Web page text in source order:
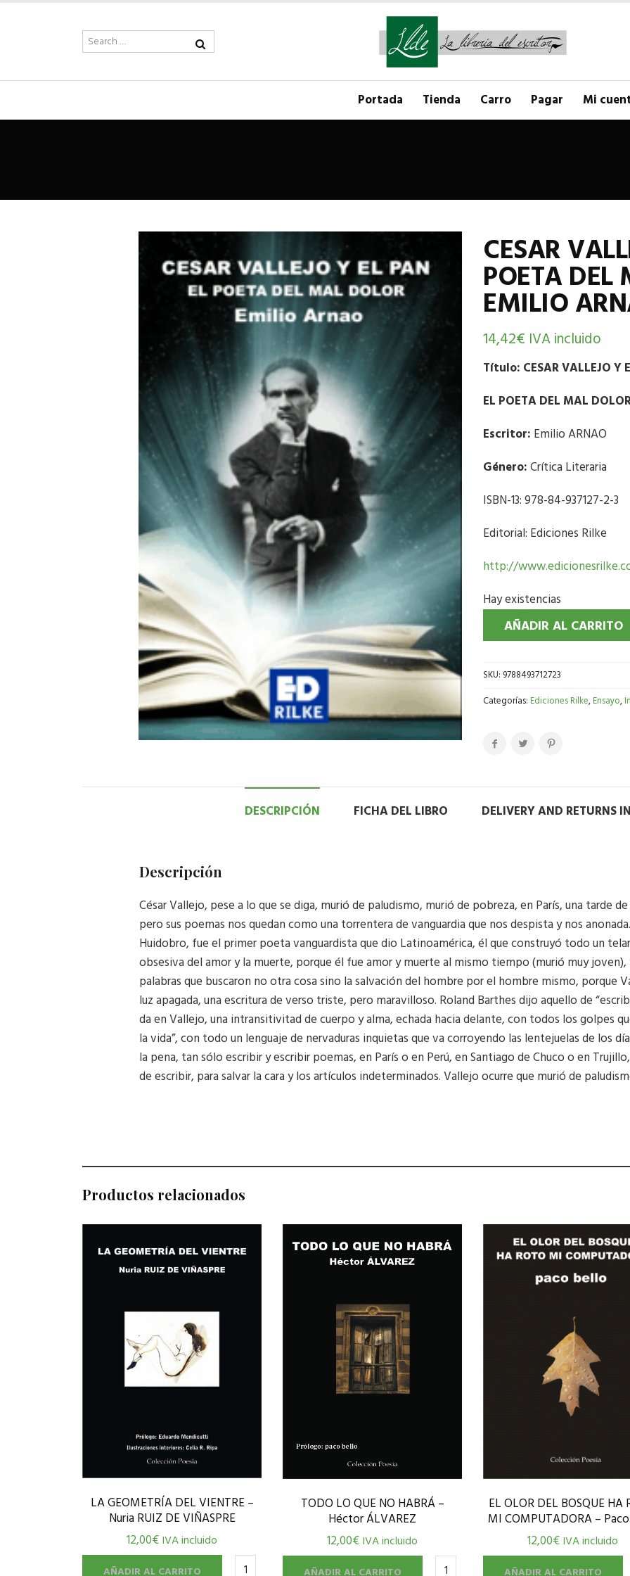
Portada Tienda Carro Pagar Mi
CESAR
POETA DEL
EMILIO
14,42€ IVA incluido
Título: CESAR VALLEJO Y
EL POETA DEL MAL
Escritor: Emilio ARNAO
Género:Crítica Literaria
ISBN-13: 978-84-937127-2-3
Editorial: Ediciones Rilke
http://
Hay existencias
AÑADIR AL CARRITO
SKU: 9788493712723
Categorías:Ediciones Rilke,Ensayo,
DESCRIPCIÓN FICHA DEL LIBRO DELIVERY AND RETURNS
Descripción
César Vallejo, pese a lo que se diga, murió de paludismo, murió de pobreza, en París, una tarde
pero sus poemas nos quedan como una torrentera de vanguardia que nos despista y nos
Huidobro, fue el primer poeta vanguardista que dio Latinoamérica, él que construyó todo un
obsesiva del amor y la muerte, porque él fue amor y muerte al mismo tiempo (murió muy
palabras que buscaron no otra cosa sino la salvación del hombre por el hombre mismo, porque
luz apagada, una escritura de verso triste, pero maravilloso. Roland Barthes dijo aquello de
da en Vallejo, una intransitivitad de cuerpo y alma, echada hacia delante, con todos los golpes
la vida”, con todo un lenguaje de nervaduras inquietas que va corroyendo las lentejuelas de los
la pena, tan sólo escribir y escribir poemas, en París o en Perú, en Santiago de Chuco o en
de escribir, para salvar la cara y los artículos indeterminados. Vallejo ocurre que murió de
Productos relacionados
LA GEOMETRÍA DEL VIENTRE –
Nuria RUIZ DE VIÑASPRE
12,00€IVA incluido
AÑADIR AL CARRITO
TODO LO QUE NO HABRÁ –
Héctor ÁLVAREZ
12,00€IVA incluido
EL OLOR DEL BOSQUE HA
MI COMPUTADORA –
12,00€IVA incluido
AÑADIR AL CARRITO